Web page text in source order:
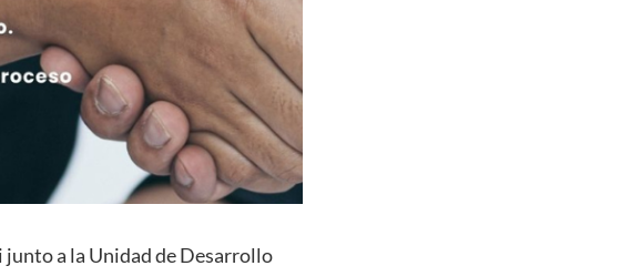
junto a la Unidad deDesarrollo